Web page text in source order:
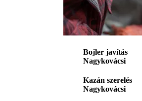
Bojler javítás
Nagykovácsi
Kazán szerelés
Nagykovácsi